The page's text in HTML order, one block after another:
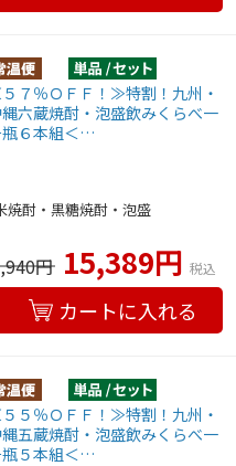
７％ＯＦＦ！≫特割！九州・
六蔵焼酎・泡盛飲みくらべ一
６本組＜…
焼酎・黒糖焼酎・泡盛
円 15,389円 税込
カートに入れる
５％ＯＦＦ！≫特割！九州・
五蔵焼酎・泡盛飲みくらべ一
５本組＜…